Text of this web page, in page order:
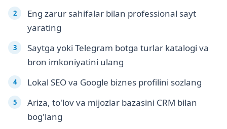
Eng zarur sahifalar bilan professional sayt
yarating
Saytga yoki Telegram botga turlar katalogi va
bron imkoniyatini ulang
Lokal SEO va Google biznes profilini sozlang
Ariza, to'lov va mijozlar bazasini CRM bilan
bog'lang